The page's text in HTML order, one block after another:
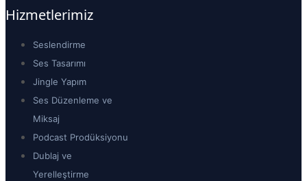
Hizmetlerimiz
Seslendirme
Ses Tasarımı
Jingle Yapım
Ses Düzenleme ve
Miksaj
Podcast Prodüksiyonu
Dublaj ve
Yerelleştirme